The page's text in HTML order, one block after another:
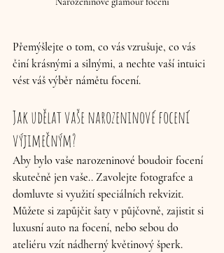
Přemýšlejte o tom, co vás vzrušuje, co vás
činí krásnými a silnými, a nechte vaší intuici
vést váš výběr námětu focení.
Jak udělat vaše narozeninové focení
výjimečným?
Aby bylo vaše narozeninové boudoir focení
skutečně jen vaše.. Zavolejte fotografce a
domluvte si využití speciálních rekvizit.
Můžete si zapůjčit šaty v půjčovně, zajistit si
luxusní auto na focení, nebo sebou do
ateliéru vzít nádherný květinový šperk.